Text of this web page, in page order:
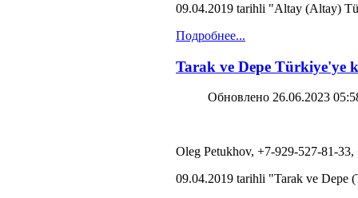
09.04.2019 tarihli "Altay (Altay)
Подробнее...
Tarak ve Depe Türkiye'ye
Обновлено 26.06.2023
Oleg Petukhov, +7-929-527-81-
09.04.2019 tarihli "Tarak ve Depe